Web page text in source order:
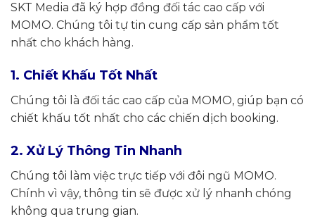
SKT Media đã ký hợp đồng đối tác cao cấp với
MOMO. Chúng tôi tự tin cung cấp sản phẩm tốt
nhất cho khách hàng.
1. Chiết Khấu Tốt Nhất
Chúng tôi là đối tác cao cấp của MOMO, giúp bạn có
chiết khấu tốt nhất cho các chiến dịch booking.
2. Xử Lý Thông Tin Nhanh
Chúng tôi làm việc trực tiếp với đôi ngũ MOMO.
Chính vì vậy, thông tin sẽ được xử lý nhanh chóng
không qua trung gian.